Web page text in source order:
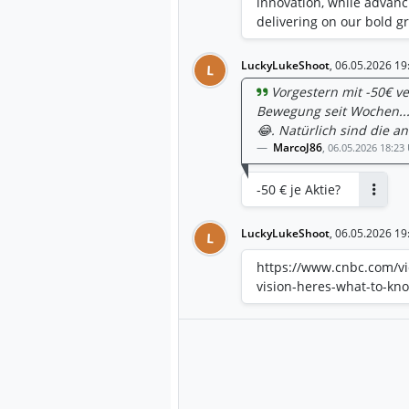
delivering on our bold
segments’ Q2
guidance. Stronger-
driver of the
quarter to $25.2 billion
before income taxes
Q2 fiscal 2025. Total
$4.6 billion from $4.4
share (EPS) decreased
EPS increased to $1.57
outlook: • We expect
12%, excluding the
adjusted EPS growth of
the 53rd week. • We
repurchases in fiscal
income of
L LuckyLukeShoot, 06.05.2026
Vorgestern mit -50€
Bewegung seit
😂. Natürlich sind die
MarcoJ86, 06.05.2026 18:23
-50 € je Aktie?
L LuckyLukeShoot, 06.05.2026
https://www.cnbc.com/
vision-heres-what-to-